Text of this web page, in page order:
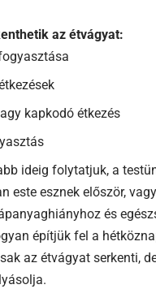
az étvágyat:
kapkodó étkezés
ideig folytatjuk, a
este esznek először,
és
építjük fel a
az étvágyat serkenti,